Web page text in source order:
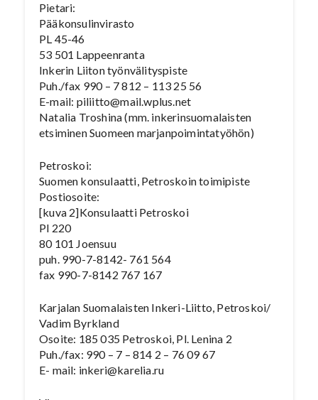
Pietari:
Pääkonsulinvirasto
PL 45-46
53 501 Lappeenranta
Inkerin Liiton työnvälityspiste
Puh./fax 990 – 7 812 – 113 25 56
E-mail: piliitto@mail.wplus.net
Natalia Troshina (mm. inkerinsuomalaisten
etsiminen Suomeen marjanpoimintatyöhön)
Petroskoi:
Suomen konsulaatti, Petroskoin toimipiste
Postiosoite:
[kuva 2]Konsulaatti Petroskoi
Pl 220
80 101 Joensuu
puh. 990-7-8142- 761 564
fax 990-7-8142 767 167
Karjalan Suomalaisten Inkeri-Liitto, Petroskoi/
Vadim Byrkland
Osoite: 185 035 Petroskoi, Pl. Lenina 2
Puh./fax: 990 – 7 – 814 2 – 76 09 67
E- mail: inkeri@karelia.ru